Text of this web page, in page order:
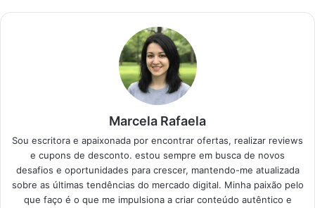
estilo de jogo.
Tênis de Basquete…
Marcela Rafaela
Sou escritora e apaixonada por encontrar ofertas, realizar reviews
e cupons de desconto. estou sempre em busca de novos
desafios e oportunidades para crescer, mantendo-me atualizada
sobre as últimas tendências do mercado digital. Minha paixão pelo
que faço é o que me impulsiona a criar conteúdo autêntico e